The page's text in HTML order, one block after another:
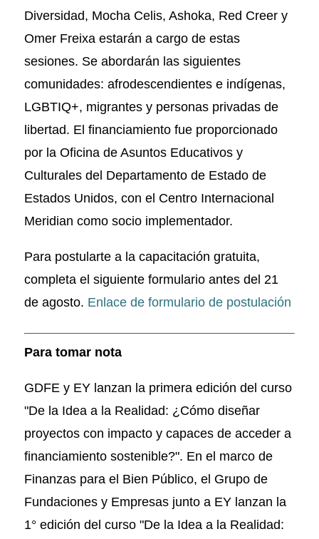
Diversidad, Mocha Celis, Ashoka, Red Creer y
Omer Freixa estarán a cargo de estas
sesiones. Se abordarán las siguientes
comunidades: afrodescendientes e indígenas,
LGBTIQ+, migrantes y personas privadas de
libertad. El financiamiento fue proporcionado
por la Oficina de Asuntos Educativos y
Culturales del Departamento de Estado de
Estados Unidos, con el Centro Internacional
Meridian como socio implementador.
Para postularte a la capacitación gratuita,
completa el siguiente formulario antes del 21
de agosto. Enlace de formulario de postulación
Para tomar nota
GDFE y EY lanzan la primera edición del curso
"De la Idea a la Realidad: ¿Cómo diseñar
proyectos con impacto y capaces de acceder a
financiamiento sostenible?". En el marco de
Finanzas para el Bien Público, el Grupo de
Fundaciones y Empresas junto a EY lanzan la
1° edición del curso "De la Idea a la Realidad: